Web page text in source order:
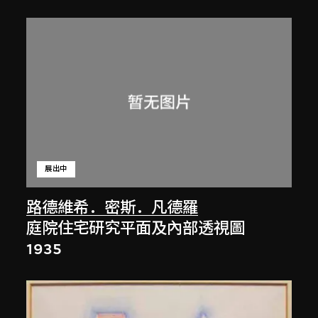
路德維希．密斯．凡德羅
展出中
庭院住宅研究平面及內部透視圖
1935